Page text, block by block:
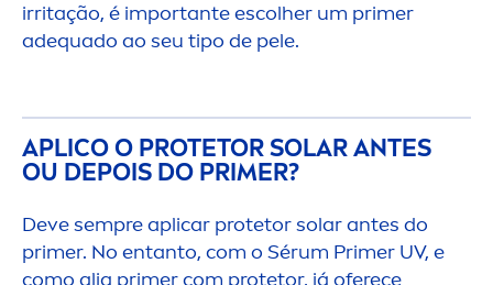
irritação, é importante escolher um primer
adequado ao seu tipo de pele.
APLICO O PROTETOR SOLAR ANTES
OU DEPOIS DO PRIMER?
Deve sempre aplicar protetor solar antes do
primer. No entanto, com o Sérum Primer UV, e
como alia primer com protetor, já oferece